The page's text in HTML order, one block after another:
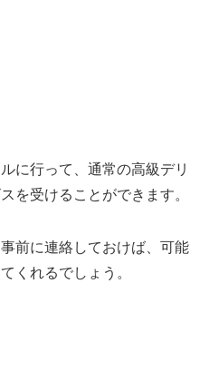
に行って、通常の高級デリ
を受けることができます。
前に連絡しておけば、可能
くれるでしょう。